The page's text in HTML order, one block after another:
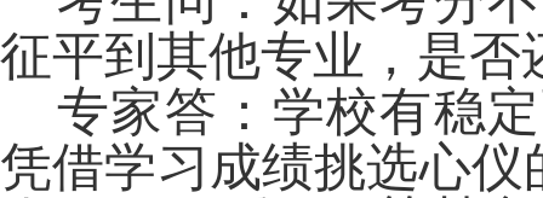
征平到其他专业，是
专家答：学校有稳
凭借学习成绩挑选心